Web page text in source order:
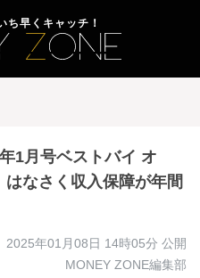
ち早くキャッチ！
1月号ベストバイ オ
なさく収入保障が年間
2025年01月08日 14時05分 公開
MONEY ZONE編集部